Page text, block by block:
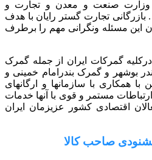
وزارت صنعت و معدن و تجارت و
تجارت گستر رایان با هدف
این مسئله ونگرانی مهم را برطرف
گمرکات ایران از جمله گمرک
بوشهر و گمرک بندرامام خمینی و
همکاری با سازمانها و ارگانهای
مستمر و قوی با آنها خدمات
اقتصادی کشور عزیزمان ایران
صاحب کالا